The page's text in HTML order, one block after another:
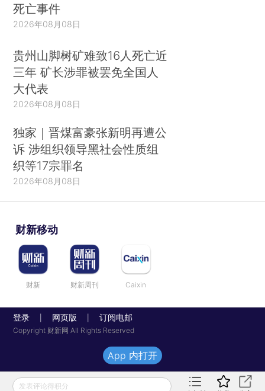
死亡事件
2026年08月08日
贵州山脚树矿难致16人死亡近
三年 矿长涉罪被罢免全国人
大代表
2026年08月08日
独家｜晋煤富豪张新明再遭公
诉 涉组织领导黑社会性质组
织等17宗罪名
2026年08月08日
财新移动
财新 财新周刊 Caixin
登录 网页版 订阅电邮
Copyright 财新网 All Rights Reserved
发表评论得积分
App 内打开